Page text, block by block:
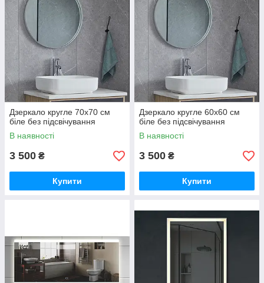
Дзеркало кругле 70х70 см
біле без підсвічування
В наявності
3 500 ₴
Купити
Дзеркало кругле 60х60 см
біле без підсвічування
В наявності
3 500 ₴
Купити